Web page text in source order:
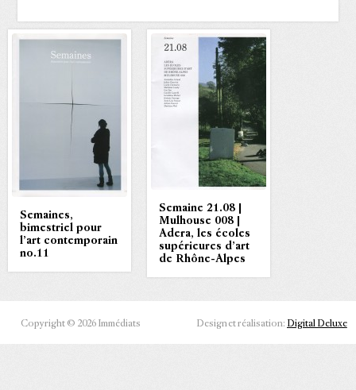
Semaines,
bimestriel pour
l’art contemporain
no.11
Semaine 21.08 |
Mulhouse 008 |
Adera, les écoles
supérieures d’art
de Rhône-Alpes
Copyright © 2026 Immédiats Design et réalisation: Digital Deluxe